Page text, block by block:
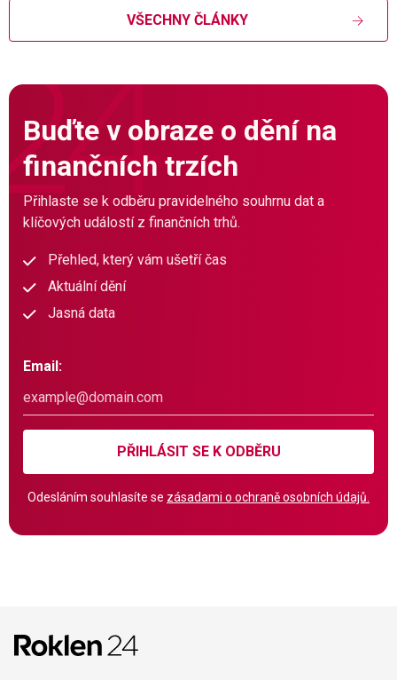
VŠECHNY ČLÁNKY
Buďte v obraze o dění na
finančních trzích
Přihlaste se k odběru pravidelného souhrnu dat a
klíčových událostí z finančních trhů.
Přehled, který vám ušetří čas
Aktuální dění
Jasná data
Email:
PŘIHLÁSIT SE K ODBĚRU
Odesláním souhlasíte se zásadami o ochraně osobních údajů.